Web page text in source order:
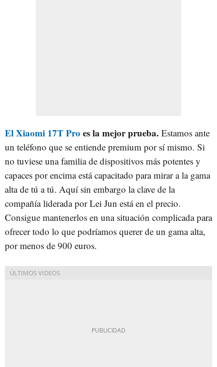
El Xiaomi 17T Pro es la mejor prueba. Estamos ante
un teléfono que se entiende premium por sí mismo. Si
no tuviese una familia de dispositivos más potentes y
capaces por encima está capacitado para mirar a la gama
alta de tú a tú. Aquí sin embargo la clave de la
compañía liderada por Lei Jun está en el precio.
Consigue mantenerlos en una situación complicada para
ofrecer todo lo que podríamos querer de un gama alta,
por menos de 900 euros.